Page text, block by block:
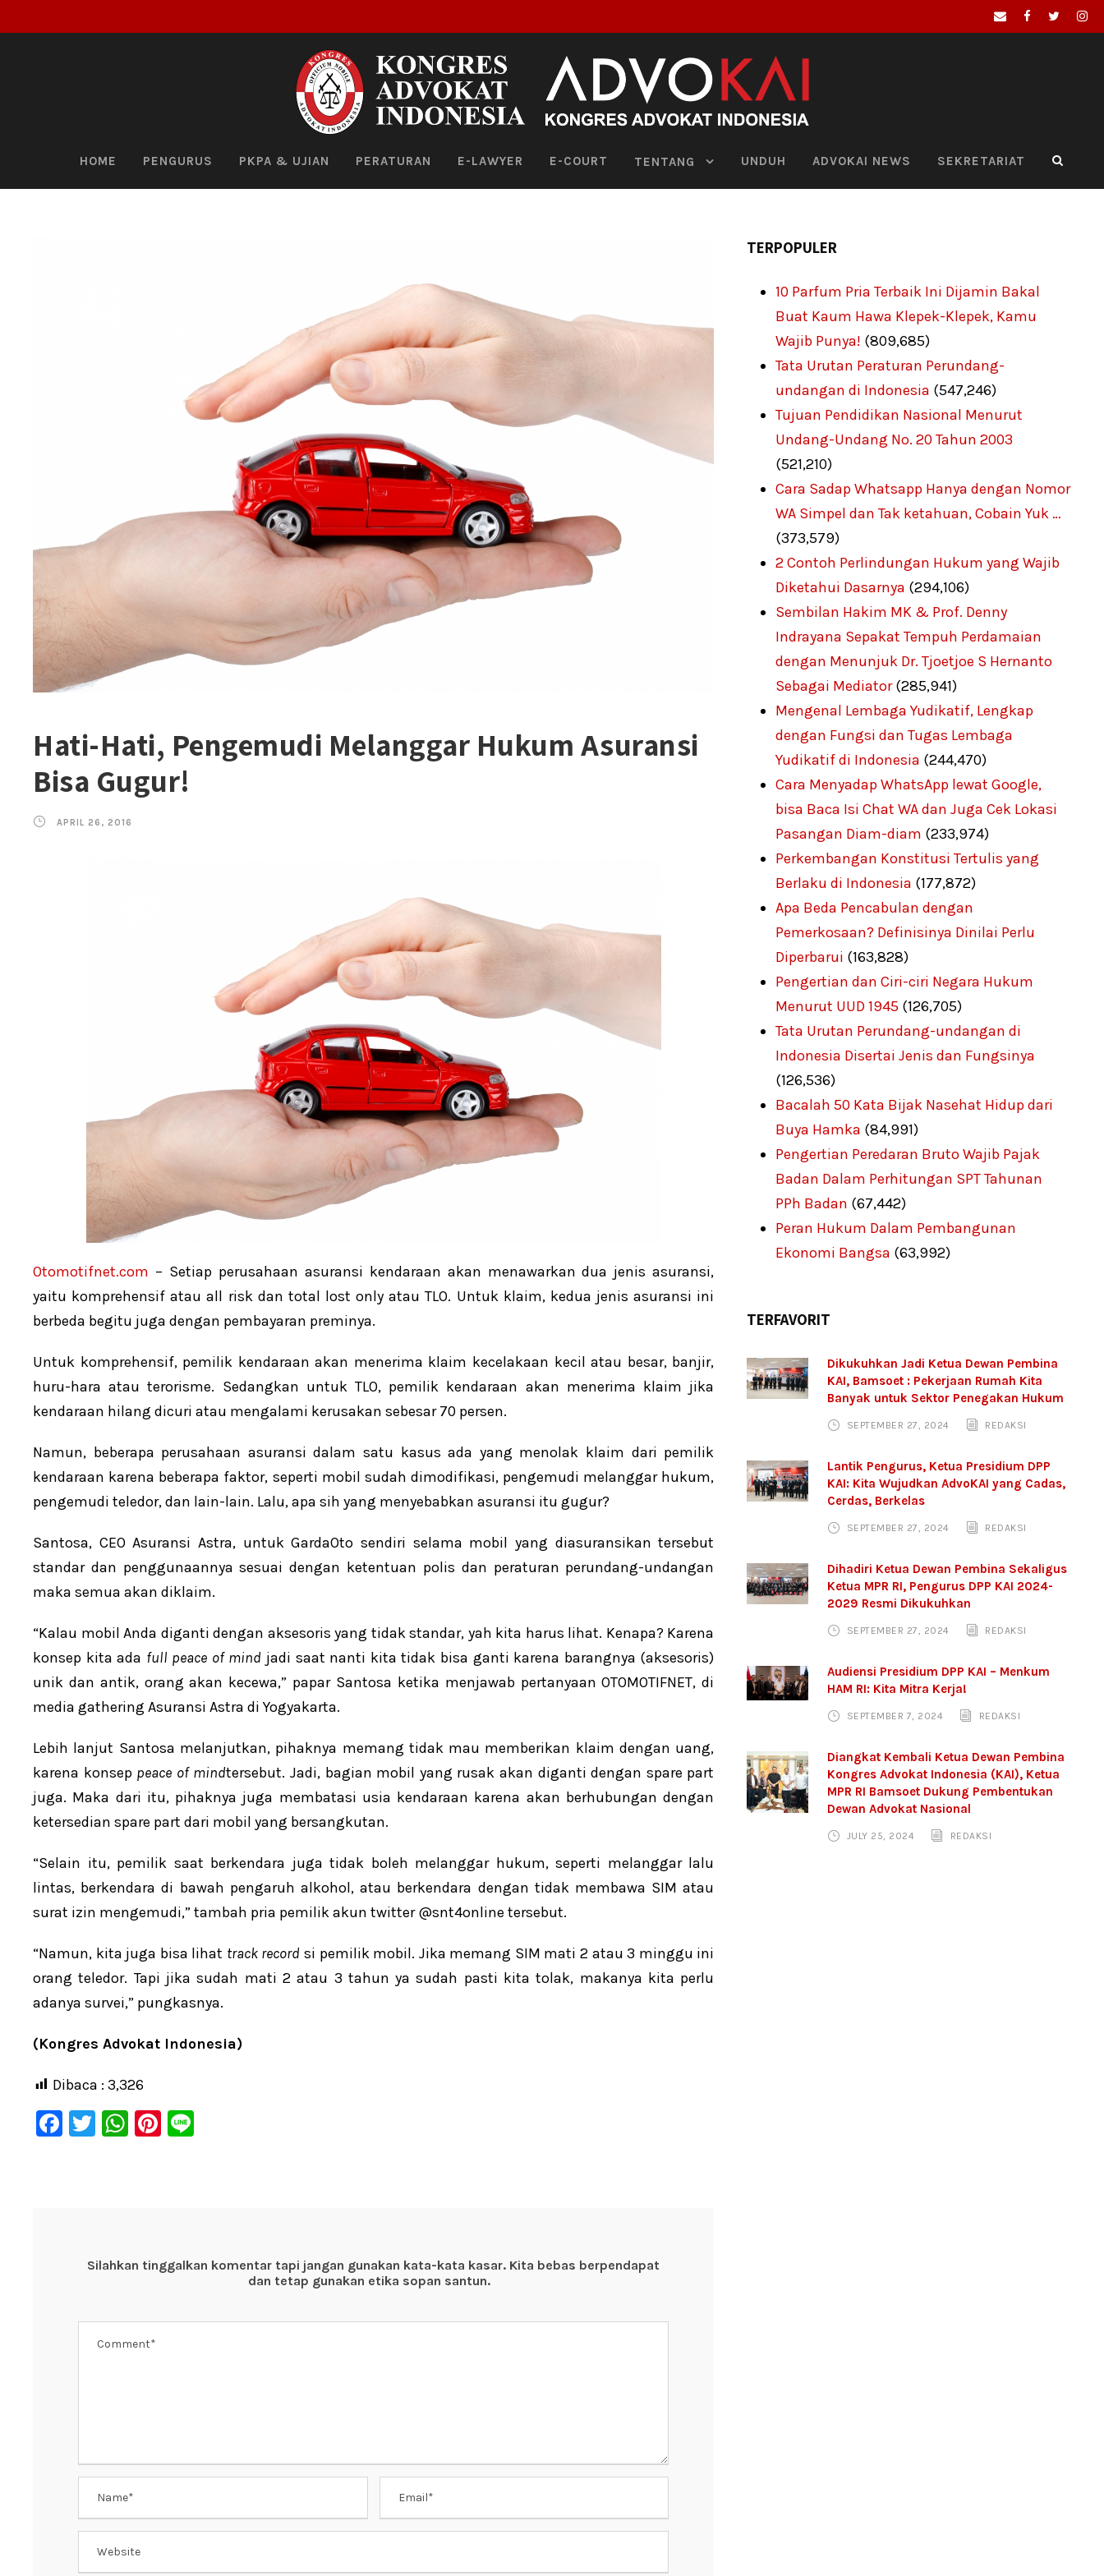
HOME PENGURUS PKPA & UJIAN PERATURAN E-LAWYER E-COURT TENTANG UNDUH ADVOKAI NEWS SEKRETARIAT
Hati-Hati, Pengemudi Melanggar Hukum Asuransi
Bisa Gugur!
APRIL 26, 2016
Otomotifnet.com – Setiap perusahaan asuransi kendaraan akan menawarkan dua jenis asuransi,
yaitu komprehensif atau all risk dan total lost only atau TLO. Untuk klaim, kedua jenis asuransi ini
berbeda begitu juga dengan pembayaran preminya.
Untuk komprehensif, pemilik kendaraan akan menerima klaim kecelakaan kecil atau besar, banjir,
huru-hara atau terorisme. Sedangkan untuk TLO, pemilik kendaraan akan menerima klaim jika
kendaraan hilang dicuri atau mengalami kerusakan sebesar 70 persen.
Namun, beberapa perusahaan asuransi dalam satu kasus ada yang menolak klaim dari pemilik
kendaraan karena beberapa faktor, seperti mobil sudah dimodifikasi, pengemudi melanggar hukum,
pengemudi teledor, dan lain-lain. Lalu, apa sih yang menyebabkan asuransi itu gugur?
Santosa, CEO Asuransi Astra, untuk GardaOto sendiri selama mobil yang diasuransikan tersebut
standar dan penggunaannya sesuai dengan ketentuan polis dan peraturan perundang-undangan
maka semua akan diklaim.
“Kalau mobil Anda diganti dengan aksesoris yang tidak standar, yah kita harus lihat. Kenapa? Karena
konsep kita ada full peace of mind jadi saat nanti kita tidak bisa ganti karena barangnya (aksesoris)
unik dan antik, orang akan kecewa,” papar Santosa ketika menjawab pertanyaan OTOMOTIFNET, di
media gathering Asuransi Astra di Yogyakarta.
Lebih lanjut Santosa melanjutkan, pihaknya memang tidak mau memberikan klaim dengan uang,
karena konseppeace of mindtersebut. Jadi, bagian mobil yang rusak akan diganti dengan spare part
juga. Maka dari itu, pihaknya juga membatasi usia kendaraan karena akan berhubungan dengan
ketersedian spare part dari mobil yang bersangkutan.
“Selain itu, pemilik saat berkendara juga tidak boleh melanggar hukum, seperti melanggar lalu
lintas, berkendara di bawah pengaruh alkohol, atau berkendara dengan tidak membawa SIM atau
surat izin mengemudi,” tambah pria pemilik akun twitter @snt4online tersebut.
“Namun, kita juga bisa lihat track record si pemilik mobil. Jika memang SIM mati 2 atau 3 minggu ini
orang teledor. Tapi jika sudah mati 2 atau 3 tahun ya sudah pasti kita tolak, makanya kita perlu
adanya survei,” pungkasnya.
(Kongres Advokat Indonesia)
Dibaca : 3,326
F
T
W Pi
Silahkan tinggalkan komentar tapi jangan gunakan kata-kata kasar. Kita bebas berpendapat
dan tetap gunakan etika sopan santun.
TERPOPULER
10 Parfum Pria Terbaik Ini Dijamin Bakal
Buat Kaum Hawa Klepek-Klepek, Kamu
Wajib Punya! (809,685)
Tata Urutan Peraturan Perundang-
undangan di Indonesia (547,246)
Tujuan Pendidikan Nasional Menurut
Undang-Undang No. 20 Tahun 2003
(521,210)
Cara Sadap Whatsapp Hanya dengan Nomor
WA Simpel dan Tak ketahuan, Cobain Yuk …
(373,579)
2 Contoh Perlindungan Hukum yang Wajib
Diketahui Dasarnya (294,106)
Sembilan Hakim MK & Prof. Denny
Indrayana Sepakat Tempuh Perdamaian
dengan Menunjuk Dr. Tjoetjoe S Hernanto
Sebagai Mediator (285,941)
Mengenal Lembaga Yudikatif, Lengkap
dengan Fungsi dan Tugas Lembaga
Yudikatif di Indonesia (244,470)
Cara Menyadap WhatsApp lewat Google,
bisa Baca Isi Chat WA dan Juga Cek Lokasi
Pasangan Diam-diam (233,974)
Perkembangan Konstitusi Tertulis yang
Berlaku di Indonesia (177,872)
Apa Beda Pencabulan dengan
Pemerkosaan? Definisinya Dinilai Perlu
Diperbarui (163,828)
Pengertian dan Ciri-ciri Negara Hukum
Menurut UUD 1945 (126,705)
Tata Urutan Perundang-undangan di
Indonesia Disertai Jenis dan Fungsinya
(126,536)
Bacalah 50 Kata Bijak Nasehat Hidup dari
Buya Hamka (84,991)
Pengertian Peredaran Bruto Wajib Pajak
Badan Dalam Perhitungan SPT Tahunan
PPh Badan (67,442)
Peran Hukum Dalam Pembangunan
Ekonomi Bangsa (63,992)
TERFAVORIT
Dikukuhkan Jadi Ketua Dewan Pembina
KAI, Bamsoet : Pekerjaan Rumah Kita
Banyak untuk Sektor Penegakan Hukum
SEPTEMBER 27, 2024 REDAKSI
Lantik Pengurus, Ketua Presidium DPP
KAI: Kita Wujudkan AdvoKAI yang Cadas,
Cerdas, Berkelas
SEPTEMBER 27, 2024 REDAKSI
Dihadiri Ketua Dewan Pembina Sekaligus
Ketua MPR RI, Pengurus DPP KAI 2024-
2029 Resmi Dikukuhkan
SEPTEMBER 27, 2024 REDAKSI
Audiensi Presidium DPP KAI – Menkum
HAM RI: Kita Mitra Kerja!
SEPTEMBER 7, 2024 REDAKSI
Diangkat Kembali Ketua Dewan Pembina
Kongres Advokat Indonesia (KAI), Ketua
MPR RI Bamsoet Dukung Pembentukan
Dewan Advokat Nasional
JULY 25, 2024 REDAKSI